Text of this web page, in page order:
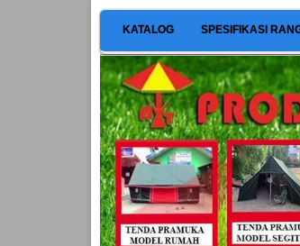
KATALOG SPESIFIKASI